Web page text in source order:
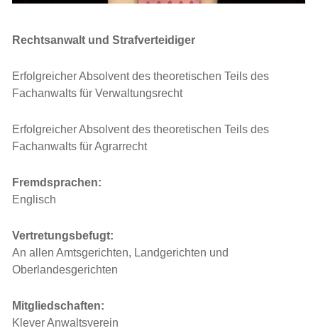
Rechtsanwalt und Strafverteidiger
Erfolgreicher Absolvent des theoretischen Teils des
Fachanwalts für Verwaltungsrecht
Erfolgreicher Absolvent des theoretischen Teils des
Fachanwalts für Agrarrecht
Fremdsprachen:
Englisch
Vertretungsbefugt:
An allen Amtsgerichten, Landgerichten und
Oberlandesgerichten
Mitgliedschaften:
Klever Anwaltsverein